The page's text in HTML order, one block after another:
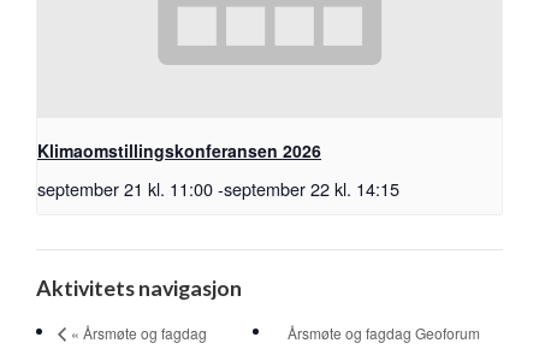
Klimaomstillingskonferansen 2026
september 21 kl. 11:00-september 22 kl. 14:15
Aktivitets navigasjon
« Årsmøte og fagdag
Årsmøte og fagdag Geoforum